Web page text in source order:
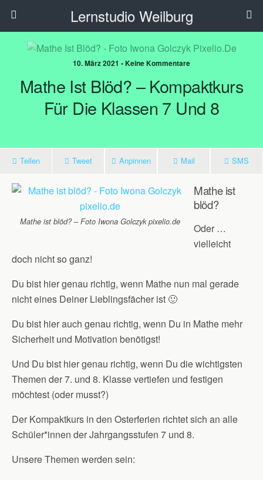
Lernstudio Weilburg
10. März 2021 • Keine Kommentare
Mathe Ist Blöd? – Kompaktkurs
Für Die Klassen 7 Und 8
Teilen Tweet Anpinnen Mail SMS
Mathe ist blöd? – Foto Iwona Golczyk pixelio.de
Mathe ist
blöd?
Oder …
vielleicht
doch nicht so ganz!
Du bist hier genau richtig, wenn Mathe nun mal gerade
nicht eines Deiner Lieblingsfächer ist 🙂
Du bist hier auch genau richtig, wenn Du in Mathe mehr
Sicherheit und Motivation benötigst!
Und Du bist hier genau richtig, wenn Du die wichtigsten
Themen der 7. und 8. Klasse vertiefen und festigen
möchtest (oder musst?)
Der Kompaktkurs in den Osterferien richtet sich an alle
Schüler*innen der Jahrgangsstufen 7 und 8.
Unsere Themen werden sein: